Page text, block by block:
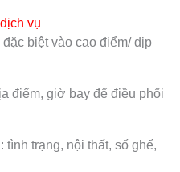
vụ
biệt vào cao điểm/ dịp
điểm, giờ bay để điều phối
tình trạng, nội thất, số ghế,